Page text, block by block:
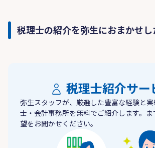
税理士の紹介を弥生におまかせ
税理士紹介サー
弥生スタッフが、厳選した豊富な経験と
士・会計事務所を無料でご紹介します。
望をお聞かせください。